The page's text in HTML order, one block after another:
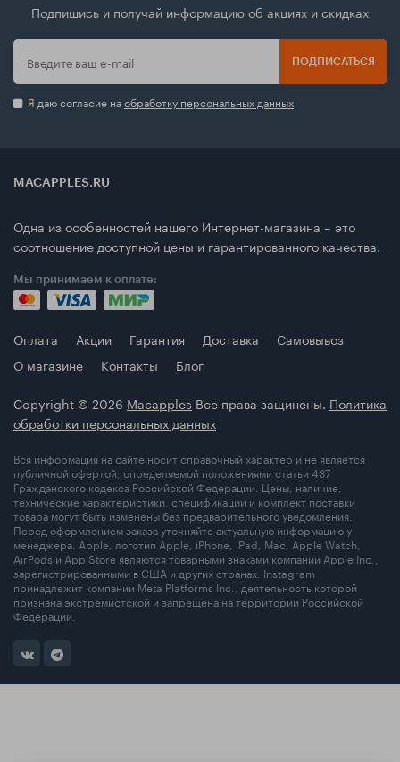
Подпишись и получай информацию об акциях и скидках
ПОДПИСАТЬСЯ
Я даю согласие наобработку персональных данных
MACAPPLES.RU
Одна из особенностей нашего Интернет-магазина – это
соотношение доступной цены и гарантированного качества.
Мы принимаем к оплате:
Оплата Акции Гарантия Доставка
Самовывоз
О магазине
Контакты
Блог
Copyright © 2026 Macapples Все права защинены. Политика
обработки персональных данных
Вся информация на сайте носит справочный характер и не является
публичной офертой, определяемой положениями статьи 437
Гражданского кодекса Российской Федерации. Цены, наличие,
технические характеристики, спецификации и комплект поставки
товара могут быть изменены без предварительного уведомления.
Перед оформлением заказа уточняйте актуальную информацию у
менеджера. Apple, логотип Apple, iPhone, iPad, Mac, Apple Watch,
AirPods и App Store являются товарными знаками компании Apple Inc.,
зарегистрированными в США и других странах. Instagram
принадлежит компании Meta Platforms Inc., деятельность которой
признана экстремистской и запрещена на территории Российской
Федерации.